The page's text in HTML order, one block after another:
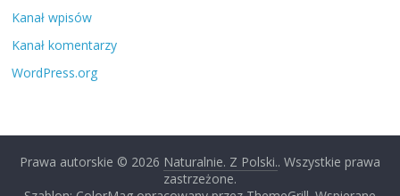
Kanał wpisów
Kanał komentarzy
WordPress.org
Prawa autorskie © 2026 Naturalnie. Z Polski.. Wszystkie prawa
zastrzeżone.